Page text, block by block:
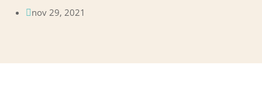
nov 29, 2021